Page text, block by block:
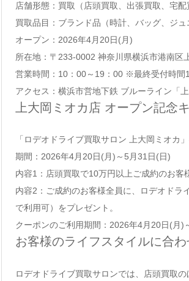
店舗形態：買取（店頭買取、出張買取、宅
買取品目：ブランド品（時計、バッグ、ジ
オープン：2026年4月20日(月)
所在地：〒233-0002 神奈川県横浜市港南区
営業時間：10：00～19：00 ※最終受付時間
アクセス：横浜市営地下鉄 ブルーライン「
上大岡ミオカ店 オープン記念
「ロデオドライブ買取サロン 上大岡ミオカ
期間：2026年4月20日(月)～5月31日(日)
内容1：店頭買取で10万円以上ご成約のお客
内容2：ご成約のお客様全員に、ロデオドラ
で利用可）をプレゼント。
クーポンのご利用期間：2026年4月20日(月)
お客様のライフスタイルに合
ロデオドライブ買取サロンでは、店頭買取